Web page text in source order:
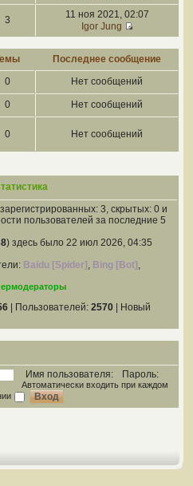
3
11 ноя 2021, 02:07
Igor Jung
Последнее сообщение
0 Нет сообщений
0 Нет сообщений
0 Нет сообщений
3, скрытых: 0 и
пользователей за последние 5
) здесь было 22 июл 2026, 04:35
Baidu [Spider] , Bing [Bot] ,
| Пользователей: 2570 | Новый
Имя пользователя:
Пароль:
Автоматически входить при каждом